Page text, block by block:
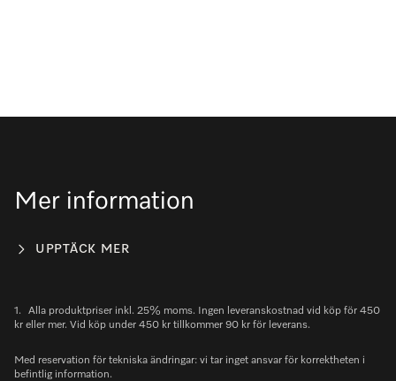
Mer information
UPPTÄCK MER
1.
Alla produktpriser inkl. 25% moms. Ingen leveranskostnad vid köp för 450
kr eller mer. Vid köp under 450 kr tillkommer 90 kr för leverans.
Med reservation för tekniska ändringar: vi tar inget ansvar för korrektheten i
befintlig information.